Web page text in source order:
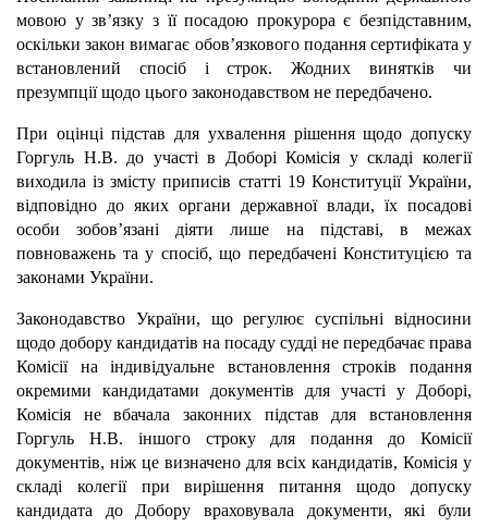
мовою у зв’язку з її посадою прокурора є безпідставним,
оскільки закон вимагає обов’язкового подання сертифіката у
встановлений спосіб і строк. Жодних винятків чи
презумпції щодо цього законодавством не передбачено.
При оцінці підстав для ухвалення рішення щодо допуску
Горгуль Н.В. до участі в Доборі Комісія у складі колегії
виходила із змісту приписів статті 19 Конституції України,
відповідно до яких органи державної влади, їх посадові
особи зобов’язані діяти лише на підставі, в межах
повноважень та у спосіб, що передбачені Конституцією та
законами України.
Законодавство України, що регулює суспільні відносини
щодо добору кандидатів на посаду судді не передбачає права
Комісії на індивідуальне встановлення строків подання
окремими кандидатами документів для участі у Доборі,
Комісія не вбачала законних підстав для встановлення
Горгуль Н.В. іншого строку для подання до Комісії
документів, ніж це визначено для всіх кандидатів, Комісія у
складі колегії при вирішення питання щодо допуску
кандидата до Добору враховувала документи, які були